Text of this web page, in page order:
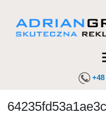
+48